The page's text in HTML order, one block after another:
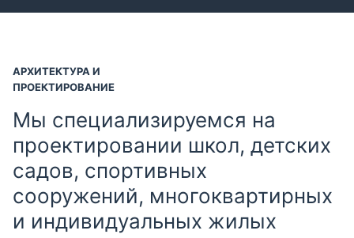
АРХИТЕКТУРА И
ПРОЕКТИРОВАНИЕ
Мы специализируемся на
проектировании школ, детских
садов, спортивных
сооружений, многоквартирных
и индивидуальных жилых